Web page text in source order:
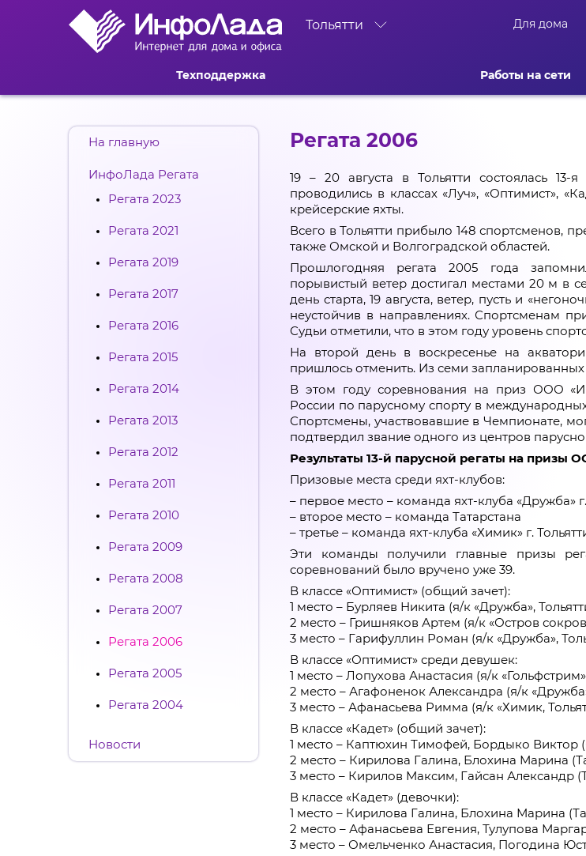
Тольятти Для дома
Техподдержка Работы на сети
На главную
ИнфоЛада Регата
Регата 2023
Регата 2021
Регата 2019
Регата 2017
Регата 2016
Регата 2015
Регата 2014
Регата 2013
Регата 2012
Регата 2011
Регата 2010
Регата 2009
Регата 2008
Регата 2007
Регата 2006
Регата 2005
Регата 2004
Новости
Регата 2006
19 – 20 августа в Тольятти состоялась
проводились в классах «Луч», «Оптимист»,
крейсерские яхты.
Всего в Тольятти прибыло 148 спортсменов,
также Омской и Волгоградской областей.
Прошлогодняя регата 2005 года
порывистый ветер достигал местами 20 м в
день старта, 19 августа, ветер, пусть и
неустойчив в направлениях. Спортсменам
Судьи отметили, что в этом году уровень
На второй день в воскресенье на
пришлось отменить. Из семи
В этом году соревнования на приз ООО
России по парусному спорту в
Спортсмены, участвовавшие в Чемпионате,
подтвердил звание одного из центров
Результаты 13-й парусной регаты на призы
Призовые места среди яхт-клубов:
– первое место – команда яхт-клуба «Дружба»
– второе место – команда Татарстана
– третье – команда яхт-клуба «Химик» г.
Эти команды получили главные призы
соревнований было вручено уже 39.
В классе «Оптимист» (общий зачет):
1 место – Бурляев Никита (я/к «Дружба»,
2 место – Гришняков Артем (я/к «Остров
3 место – Гарифуллин Роман (я/к «Дружба»,
В классе «Оптимист» среди девушек:
1 место – Лопухова Анастасия (я/к
2 место – Агафоненок Александра (я/к
3 место – Афанасьева Римма (я/к «Химик,
В классе «Кадет» (общий зачет):
1 место – Каптюхин Тимофей, Бордыко Виктор
2 место – Кирилова Галина, Блохина Марина
3 место – Кирилов Максим, Гайсан Александр
В классе «Кадет» (девочки):
1 место – Кирилова Галина, Блохина Марина
2 место – Афанасьева Евгения, Тулупова
3 место – Омельченко Анастасия, Погодина